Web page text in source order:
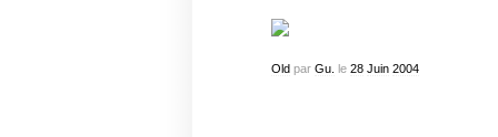
Oldpar Gu. le 28 Juin 2004